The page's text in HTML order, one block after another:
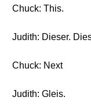
Chuck: This.
Judith: Dieser.
Chuck: Next
Judith: Gleis.